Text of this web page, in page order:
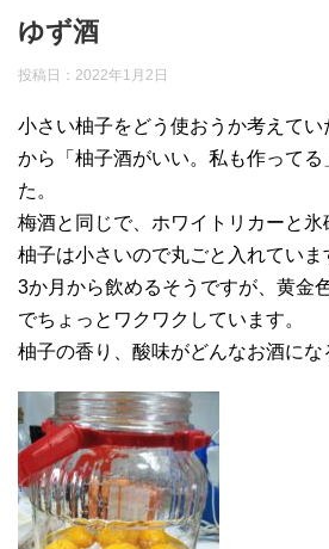
ゆず酒
投稿日： 2022年1月2日
小さい柚子をどう使おうか考えてい
から「柚子酒がいい。私も作って
た。
梅酒と同じで、ホワイトリカーと氷
柚子は小さいので丸ごと入れていま
3か月から飲めるそうですが、黄金
でちょっとワクワクしています。
柚子の香り、酸味がどんなお酒にな